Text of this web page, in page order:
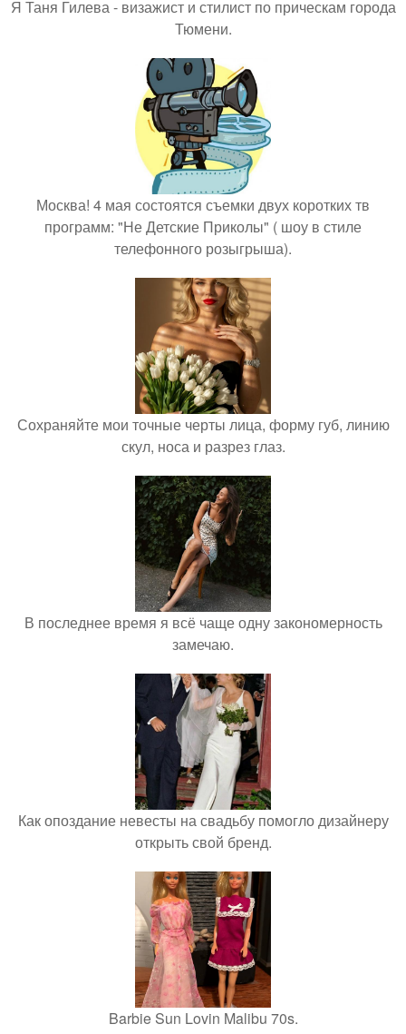
Я Таня Гилева - визажист и стилист по прическам города
Тюмени.
Москва! 4 мая состоятся съемки двух коротких тв
программ: "Не Детские Приколы" ( шоу в стиле
телефонного розыгрыша).
Сохраняйте мои точные черты лица, форму губ, линию
скул, носа и разрез глаз.
В последнее время я всё чаще одну закономерность
замечаю.
Как опоздание невесты на свадьбу помогло дизайнеру
открыть свой бренд.
Barbie Sun Lovin Malibu 70s.